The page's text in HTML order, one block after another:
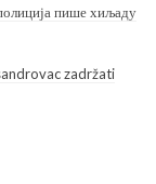
пише хиљаду
zadržati